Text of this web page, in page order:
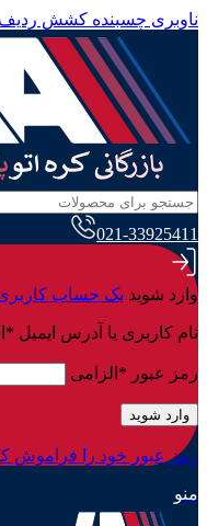
ناوبری چسبنده کشش ردیف
021-33925411
وارد شوید یک حساب کاربری
نام کاربری یا آدرس ایمیل *
رمز عبور * الزامی
وارد شوید
رمز عبور خود را فراموش
منو